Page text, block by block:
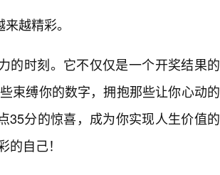
越精彩。
的时刻。它不仅仅是一个开奖结果的
束缚你的数字，拥抱那些让你心动的
35分的惊喜，成为你实现人生价值的
自己！